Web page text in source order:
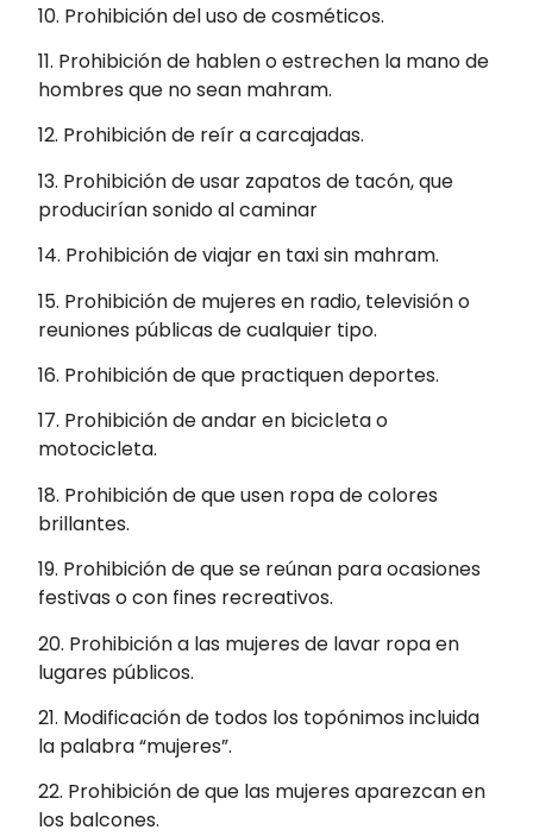
10. Prohibición del uso de cosméticos.
11. Prohibición de hablen o estrechen la mano de
hombres que no sean mahram.
12. Prohibición de reír a carcajadas.
13. Prohibición de usar zapatos de tacón, que
producirían sonido al caminar
14. Prohibición de viajar en taxi sin mahram.
15. Prohibición de mujeres en radio, televisión o
reuniones públicas de cualquier tipo.
16. Prohibición de que practiquen deportes.
17. Prohibición de andar en bicicleta o
motocicleta.
18. Prohibición de que usen ropa de colores
brillantes.
19. Prohibición de que se reúnan para ocasiones
festivas o con fines recreativos.
20. Prohibición a las mujeres de lavar ropa en
lugares públicos.
21. Modificación de todos los topónimos incluida
la palabra “mujeres”.
22. Prohibición de que las mujeres aparezcan en
los balcones.